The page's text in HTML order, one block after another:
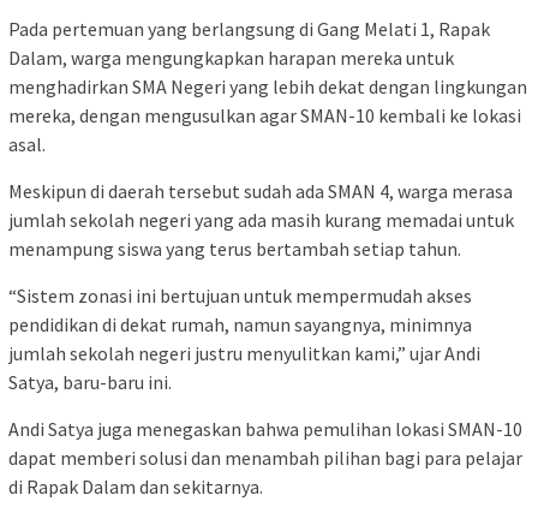
Pada pertemuan yang berlangsung di Gang Melati 1, Rapak
Dalam, warga mengungkapkan harapan mereka untuk
menghadirkan SMA Negeri yang lebih dekat dengan lingkungan
mereka, dengan mengusulkan agar SMAN-10 kembali ke lokasi
asal.
Meskipun di daerah tersebut sudah ada SMAN 4, warga merasa
jumlah sekolah negeri yang ada masih kurang memadai untuk
menampung siswa yang terus bertambah setiap tahun.
“Sistem zonasi ini bertujuan untuk mempermudah akses
pendidikan di dekat rumah, namun sayangnya, minimnya
jumlah sekolah negeri justru menyulitkan kami,” ujar Andi
Satya, baru-baru ini.
Andi Satya juga menegaskan bahwa pemulihan lokasi SMAN-10
dapat memberi solusi dan menambah pilihan bagi para pelajar
di Rapak Dalam dan sekitarnya.